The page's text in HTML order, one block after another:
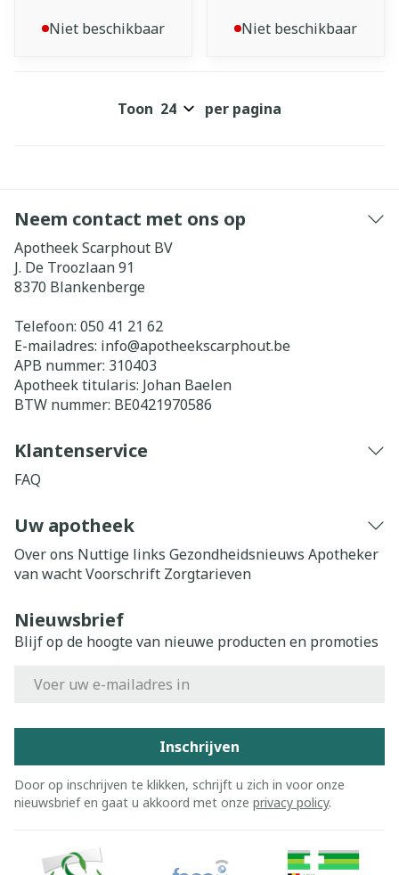
Niet beschikbaar Niet beschikbaar
Toon per pagina
Neem contact met ons op
Apotheek Scarphout BV
J. De Troozlaan 91
8370 Blankenberge
Telefoon: 050 41 21 62
E-mailadres: info@apotheekscarphout.be
APB nummer: 310403
Apotheek titularis: Johan Baelen
BTW nummer: BE0421970586
Klantenservice
FAQ
Uw apotheek
Over ons Nuttige links Gezondheidsnieuws Apotheker
van wachtVoorschrift Zorgtarieven
Nieuwsbrief
Blijf op de hoogte van nieuwe producten en promoties
Inschrijven
Door op inschrijven te klikken, schrijft u zich in voor onze
nieuwsbrief en gaat u akkoord met onze privacy policy.